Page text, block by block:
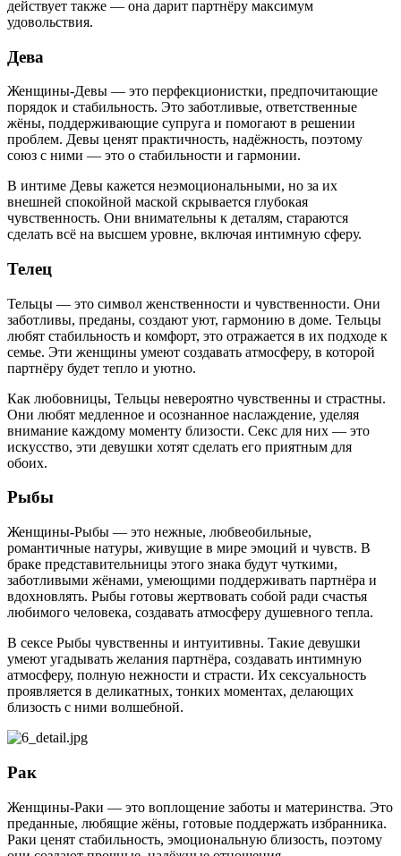
действует также — она дарит партнёру максимум
удовольствия.
Дева
Женщины-Девы — это перфекционистки, предпочитающие
порядок и стабильность. Это заботливые, ответственные
жёны, поддерживающие супруга и помогают в решении
проблем. Девы ценят практичность, надёжность, поэтому
союз с ними — это о стабильности и гармонии.
В интиме Девы кажется неэмоциональными, но за их
внешней спокойной маской скрывается глубокая
чувственность. Они внимательны к деталям, стараются
сделать всё на высшем уровне, включая интимную сферу.
Телец
Тельцы — это символ женственности и чувственности. Они
заботливы, преданы, создают уют, гармонию в доме. Тельцы
любят стабильность и комфорт, это отражается в их подходе к
семье. Эти женщины умеют создавать атмосферу, в которой
партнёру будет тепло и уютно.
Как любовницы, Тельцы невероятно чувственны и страстны.
Они любят медленное и осознанное наслаждение, уделяя
внимание каждому моменту близости. Секс для них — это
искусство, эти девушки хотят сделать его приятным для
обоих.
Рыбы
Женщины-Рыбы — это нежные, любвеобильные,
романтичные натуры, живущие в мире эмоций и чувств. В
браке представительницы этого знака будут чуткими,
заботливыми жёнами, умеющими поддерживать партнёра и
вдохновлять. Рыбы готовы жертвовать собой ради счастья
любимого человека, создавать атмосферу душевного тепла.
В сексе Рыбы чувственны и интуитивны. Такие девушки
умеют угадывать желания партнёра, создавать интимную
атмосферу, полную нежности и страсти. Их сексуальность
проявляется в деликатных, тонких моментах, делающих
близость с ними волшебной.
Рак
Женщины-Раки — это воплощение заботы и материнства. Это
преданные, любящие жёны, готовые поддержать избранника.
Раки ценят стабильность, эмоциональную близость, поэтому